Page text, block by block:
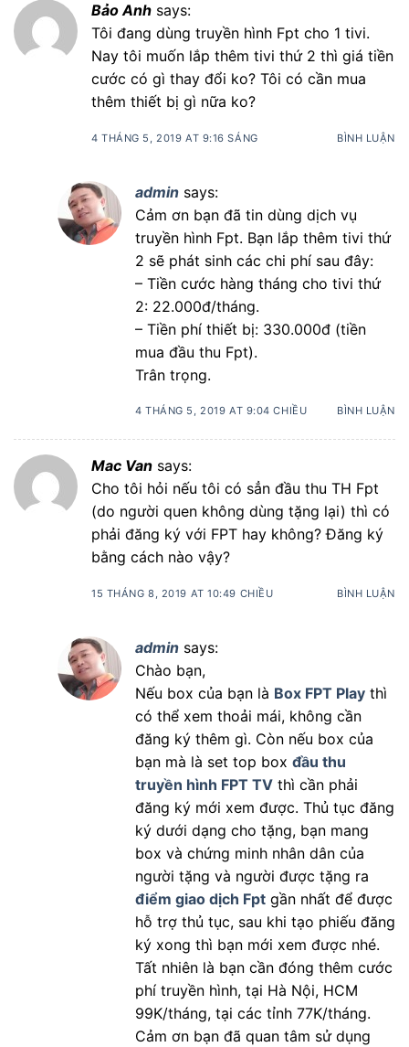
Bảo Anh says:
Tôi đang dùng truyền hình Fpt cho 1 tivi.
Nay tôi muốn lắp thêm tivi thứ 2 thì giá tiền
cước có gì thay đổi ko? Tôi có cần mua
thêm thiết bị gì nữa ko?
4 THÁNG 5, 2019 AT 9:16 SÁNG BÌNH LUẬN
admin says:
Cảm ơn bạn đã tin dùng dịch vụ
truyền hình Fpt. Bạn lắp thêm tivi thứ
2 sẽ phát sinh các chi phí sau đây:
– Tiền cước hàng tháng cho tivi thứ
2: 22.000đ/tháng.
– Tiền phí thiết bị: 330.000đ (tiền
mua đầu thu Fpt).
Trân trọng.
4 THÁNG 5, 2019 AT 9:04 CHIỀU BÌNH LUẬN
Mac Van says:
Cho tôi hỏi nếu tôi có sẳn đầu thu TH Fpt
(do người quen không dùng tặng lại) thì có
phải đăng ký với FPT hay không? Đăng ký
bằng cách nào vậy?
15 THÁNG 8, 2019 AT 10:49 CHIỀU BÌNH LUẬN
admin says:
Chào bạn,
Nếu box của bạn là Box FPT Play thì
có thể xem thoải mái, không cần
đăng ký thêm gì. Còn nếu box của
bạn mà là set top box đầu thu
truyền hình FPT TV thì cần phải
đăng ký mới xem được. Thủ tục đăng
ký dưới dạng cho tặng, bạn mang
box và chứng minh nhân dân của
người tặng và người được tặng ra
điểm giao dịch Fpt gần nhất để được
hỗ trợ thủ tục, sau khi tạo phiếu đăng
ký xong thì bạn mới xem được nhé.
Tất nhiên là bạn cần đóng thêm cước
phí truyền hình, tại Hà Nội, HCM
99K/tháng, tại các tỉnh 77K/tháng.
Cảm ơn bạn đã quan tâm sử dụng